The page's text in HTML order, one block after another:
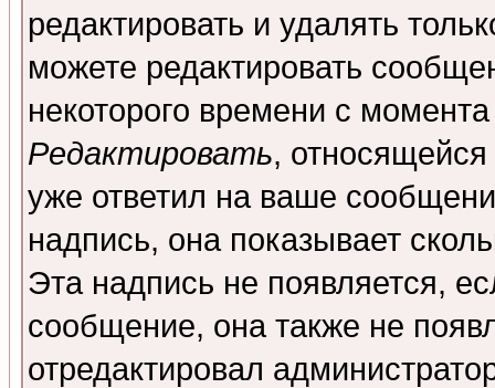
редактировать и удалять
можете редактировать
некоторого времени с
Редактировать,
уже ответил на ваше
надпись, она показывает
Эта надпись не появляется,
сообщение, она также не
отредактировал